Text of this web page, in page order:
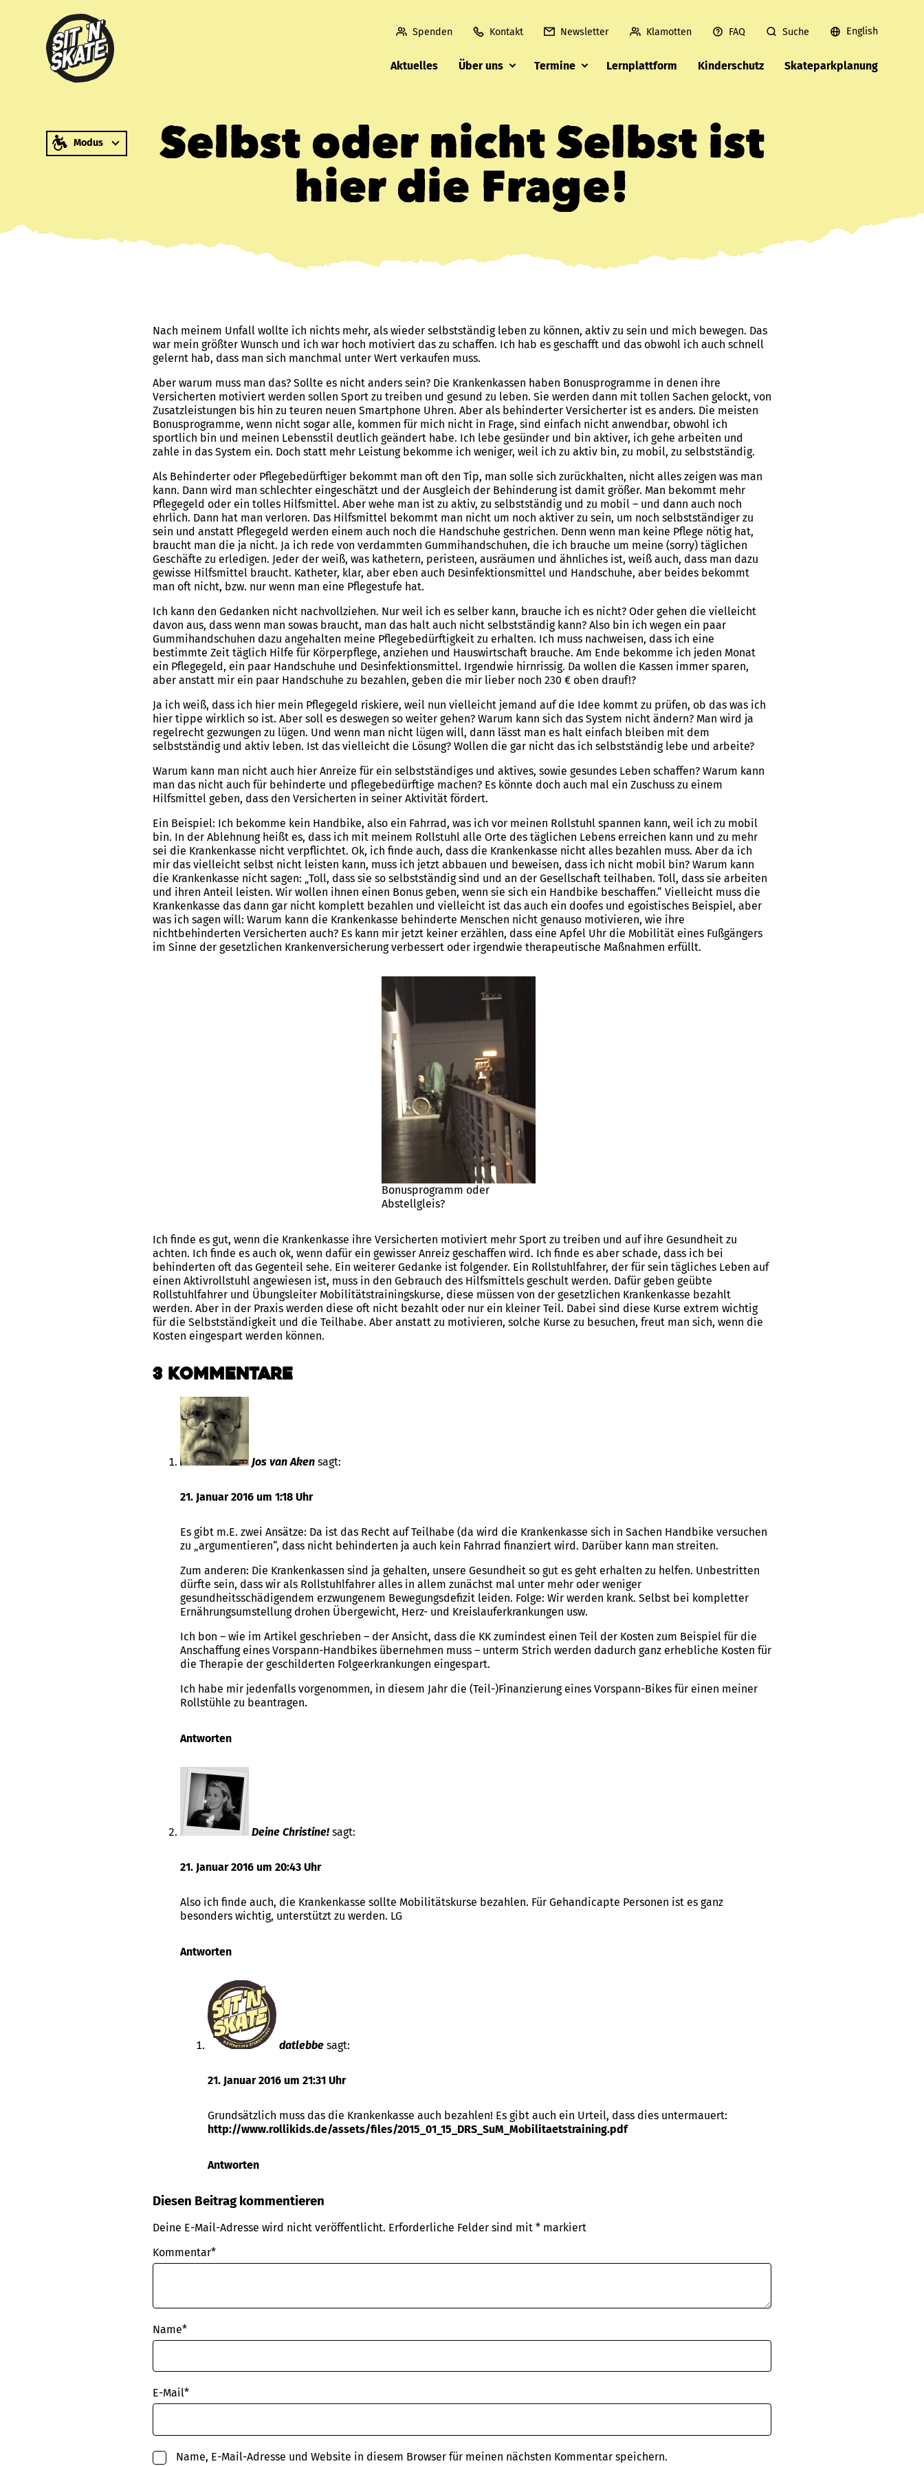
Modus
Aktuelles Über uns Termine Lernplattform Kinderschutz Skateparkplanung
Spenden Kontakt Newsletter Klamotten FAQ Suche English
Selbst oder nicht Selbst ist
hier die Frage!
Nach meinem Unfall wollte ich nichts mehr, als wieder selbstständig leben zu können, aktiv zu sein und mich bewegen. Das
war mein größter Wunsch und ich war hoch motiviert das zu schaffen. Ich hab es geschafft und das obwohl ich auch schnell
gelernt hab, dass man sich manchmal unter Wert verkaufen muss.
Aber warum muss man das? Sollte es nicht anders sein? Die Krankenkassen haben Bonusprogramme in denen ihre
Versicherten motiviert werden sollen Sport zu treiben und gesund zu leben. Sie werden dann mit tollen Sachen gelockt, von
Zusatzleistungen bis hin zu teuren neuen Smartphone Uhren. Aber als behinderter Versicherter ist es anders. Die meisten
Bonusprogramme, wenn nicht sogar alle, kommen für mich nicht in Frage, sind einfach nicht anwendbar, obwohl ich
sportlich bin und meinen Lebensstil deutlich geändert habe. Ich lebe gesünder und bin aktiver, ich gehe arbeiten und
zahle in das System ein. Doch statt mehr Leistung bekomme ich weniger, weil ich zu aktiv bin, zu mobil, zu selbstständig.
Als Behinderter oder Pflegebedürftiger bekommt man oft den Tip, man solle sich zurückhalten, nicht alles zeigen was man
kann. Dann wird man schlechter eingeschätzt und der Ausgleich der Behinderung ist damit größer. Man bekommt mehr
Pflegegeld oder ein tolles Hilfsmittel. Aber wehe man ist zu aktiv, zu selbstständig und zu mobil – und dann auch noch
ehrlich. Dann hat man verloren. Das Hilfsmittel bekommt man nicht um noch aktiver zu sein, um noch selbstständiger zu
sein und anstatt Pflegegeld werden einem auch noch die Handschuhe gestrichen. Denn wenn man keine Pflege nötig hat,
braucht man die ja nicht. Ja ich rede von verdammten Gummihandschuhen, die ich brauche um meine (sorry) täglichen
Geschäfte zu erledigen. Jeder der weiß, was kathetern, peristeen, ausräumen und ähnliches ist, weiß auch, dass man dazu
gewisse Hilfsmittel braucht. Katheter, klar, aber eben auch Desinfektionsmittel und Handschuhe, aber beides bekommt
man oft nicht, bzw. nur wenn man eine Pflegestufe hat.
Ich kann den Gedanken nicht nachvollziehen. Nur weil ich es selber kann, brauche ich es nicht? Oder gehen die vielleicht
davon aus, dass wenn man sowas braucht, man das halt auch nicht selbstständig kann? Also bin ich wegen ein paar
Gummihandschuhen dazu angehalten meine Pflegebedürftigkeit zu erhalten. Ich muss nachweisen, dass ich eine
bestimmte Zeit täglich Hilfe für Körperpflege, anziehen und Hauswirtschaft brauche. Am Ende bekomme ich jeden Monat
ein Pflegegeld, ein paar Handschuhe und Desinfektionsmittel. Irgendwie hirnrissig. Da wollen die Kassen immer sparen,
aber anstatt mir ein paar Handschuhe zu bezahlen, geben die mir lieber noch 230 € oben drauf!?
Ja ich weiß, dass ich hier mein Pflegegeld riskiere, weil nun vielleicht jemand auf die Idee kommt zu prüfen, ob das was ich
hier tippe wirklich so ist. Aber soll es deswegen so weiter gehen? Warum kann sich das System nicht ändern? Man wird ja
regelrecht gezwungen zu lügen. Und wenn man nicht lügen will, dann lässt man es halt einfach bleiben mit dem
selbstständig und aktiv leben. Ist das vielleicht die Lösung? Wollen die gar nicht das ich selbstständig lebe und arbeite?
Warum kann man nicht auch hier Anreize für ein selbstständiges und aktives, sowie gesundes Leben schaffen? Warum kann
man das nicht auch für behinderte und pflegebedürftige machen? Es könnte doch auch mal ein Zuschuss zu einem
Hilfsmittel geben, dass den Versicherten in seiner Aktivität fördert.
Ein Beispiel: Ich bekomme kein Handbike, also ein Fahrrad, was ich vor meinen Rollstuhl spannen kann, weil ich zu mobil
bin. In der Ablehnung heißt es, dass ich mit meinem Rollstuhl alle Orte des täglichen Lebens erreichen kann und zu mehr
sei die Krankenkasse nicht verpflichtet. Ok, ich finde auch, dass die Krankenkasse nicht alles bezahlen muss. Aber da ich
mir das vielleicht selbst nicht leisten kann, muss ich jetzt abbauen und beweisen, dass ich nicht mobil bin? Warum kann
die Krankenkasse nicht sagen: „Toll, dass sie so selbstständig sind und an der Gesellschaft teilhaben. Toll, dass sie arbeiten
und ihren Anteil leisten. Wir wollen ihnen einen Bonus geben, wenn sie sich ein Handbike beschaffen.“ Vielleicht muss die
Krankenkasse das dann gar nicht komplett bezahlen und vielleicht ist das auch ein doofes und egoistisches Beispiel, aber
was ich sagen will: Warum kann die Krankenkasse behinderte Menschen nicht genauso motivieren, wie ihre
nichtbehinderten Versicherten auch? Es kann mir jetzt keiner erzählen, dass eine Apfel Uhr die Mobilität eines Fußgängers
im Sinne der gesetzlichen Krankenversicherung verbessert oder irgendwie therapeutische Maßnahmen erfüllt.
Bonusprogramm oder
Abstellgleis?
Ich finde es gut, wenn die Krankenkasse ihre Versicherten motiviert mehr Sport zu treiben und auf ihre Gesundheit zu
achten. Ich finde es auch ok, wenn dafür ein gewisser Anreiz geschaffen wird. Ich finde es aber schade, dass ich bei
behinderten oft das Gegenteil sehe. Ein weiterer Gedanke ist folgender. Ein Rollstuhlfahrer, der für sein tägliches Leben auf
einen Aktivrollstuhl angewiesen ist, muss in den Gebrauch des Hilfsmittels geschult werden. Dafür geben geübte
Rollstuhlfahrer und Übungsleiter Mobilitätstrainingskurse, diese müssen von der gesetzlichen Krankenkasse bezahlt
werden. Aber in der Praxis werden diese oft nicht bezahlt oder nur ein kleiner Teil. Dabei sind diese Kurse extrem wichtig
für die Selbstständigkeit und die Teilhabe. Aber anstatt zu motivieren, solche Kurse zu besuchen, freut man sich, wenn die
Kosten eingespart werden können.
3 Kommentare
Jos van Aken sagt:
21. Januar 2016 um 1:18 Uhr
Es gibt m.E. zwei Ansätze: Da ist das Recht auf Teilhabe (da wird die Krankenkasse sich in Sachen Handbike versuchen
zu „argumentieren“, dass nicht behinderten ja auch kein Fahrrad finanziert wird. Darüber kann man streiten.
Zum anderen: Die Krankenkassen sind ja gehalten, unsere Gesundheit so gut es geht erhalten zu helfen. Unbestritten
dürfte sein, dass wir als Rollstuhlfahrer alles in allem zunächst mal unter mehr oder weniger
gesundheitsschädigendem erzwungenem Bewegungsdefizit leiden. Folge: Wir werden krank. Selbst bei kompletter
Ernährungsumstellung drohen Übergewicht, Herz- und Kreislauferkrankungen usw.
Ich bon – wie im Artikel geschrieben – der Ansicht, dass die KK zumindest einen Teil der Kosten zum Beispiel für die
Anschaffung eines Vorspann-Handbikes übernehmen muss – unterm Strich werden dadurch ganz erhebliche Kosten für
die Therapie der geschilderten Folgeerkrankungen eingespart.
Ich habe mir jedenfalls vorgenommen, in diesem Jahr die (Teil-)Finanzierung eines Vorspann-Bikes für einen meiner
Rollstühle zu beantragen.
Antworten
Deine Christine! sagt:
21. Januar 2016 um 20:43 Uhr
Also ich finde auch, die Krankenkasse sollte Mobilitätskurse bezahlen. Für Gehandicapte Personen ist es ganz
besonders wichtig, unterstützt zu werden. LG
Antworten
datlebbe sagt:
21. Januar 2016 um 21:31 Uhr
Grundsätzlich muss das die Krankenkasse auch bezahlen! Es gibt auch ein Urteil, dass dies untermauert:
http://www.rollikids.de/assets/files/2015_01_15_DRS_SuM_Mobilitaetstraining.pdf
Antworten
Diesen Beitrag kommentieren
Deine E-Mail-Adresse wird nicht veröffentlicht. Erforderliche Felder sind mit * markiert
Kommentar*
Name*
E-Mail*
Name, E-Mail-Adresse und Website in diesem Browser für meinen nächsten Kommentar speichern.